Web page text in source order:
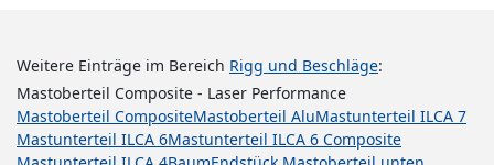
Weitere Einträge im Bereich Rigg und Beschläge:
Mastoberteil Composite - Laser Performance
Mastoberteil CompositeMastoberteil AluMastunterteil ILCA 7
Mastunterteil ILCA 6Mastunterteil ILCA 6 Composite